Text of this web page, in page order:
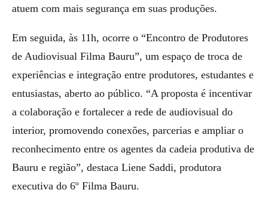
atuem com mais segurança em suas produções.
Em seguida, às 11h, ocorre o “Encontro de Produtores
de Audiovisual Filma Bauru”, um espaço de troca de
experiências e integração entre produtores, estudantes e
entusiastas, aberto ao público. “A proposta é incentivar
a colaboração e fortalecer a rede de audiovisual do
interior, promovendo conexões, parcerias e ampliar o
reconhecimento entre os agentes da cadeia produtiva de
Bauru e região”, destaca Liene Saddi, produtora
executiva do 6º Filma Bauru.